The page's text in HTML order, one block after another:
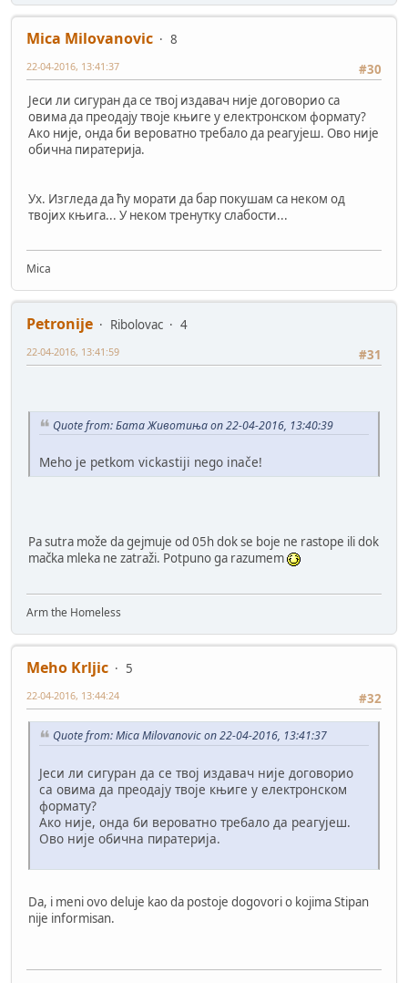
Mica Milovanovic
8
#30
22-04-2016, 13:41:37
Јеси ли сигуран да се твој издавач није договорио са
овима да преодају твоје књиге у електронском формату?
Ако није, онда би вероватно требало да реагујеш. Ово није
обична пиратерија.
Ух. Изгледа да ћу морати да бар покушам са неком од
твојих књига... У неком тренутку слабости...
Mica
Petronije Ribolovac
4
#31
22-04-2016, 13:41:59
Quote from: Бата Животиња on 22-04-2016, 13:40:39
Meho je petkom vickastiji nego inače!
Pa sutra može da gejmuje od 05h dok se boje ne rastope ili dok
mačka mleka ne zatraži. Potpuno ga razumem
Arm the Homeless
Meho Krljic
5
#32
22-04-2016, 13:44:24
Quote from: Mica Milovanovic on 22-04-2016, 13:41:37
Јеси ли сигуран да се твој издавач није договорио
са овима да преодају твоје књиге у електронском
формату?
Ако није, онда би вероватно требало да реагујеш.
Ово није обична пиратерија.
Da, i meni ovo deluje kao da postoje dogovori o kojima Stipan
nije informisan.